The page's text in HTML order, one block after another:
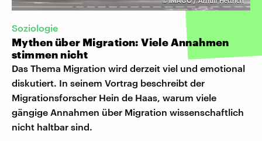
Soziologie
Mythen über Migration: Viele Annahmen
stimmen nicht
Das Thema Migration wird derzeit viel und emotional
diskutiert. In seinem Vortrag beschreibt der
Migrationsforscher Hein de Haas, warum viele
gängige Annahmen über Migration wissenschaftlich
nicht haltbar sind.